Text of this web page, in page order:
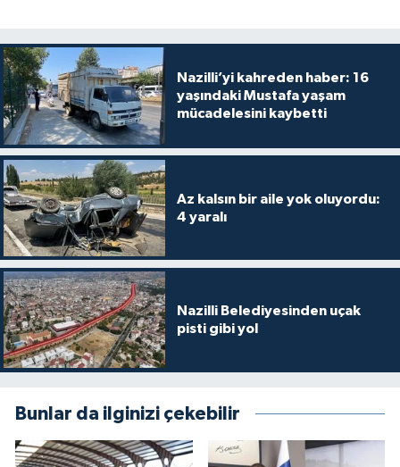
Nazilli’yi kahreden haber: 16
yaşındaki Mustafa yaşam
mücadelesini kaybetti
Az kalsın bir aile yok oluyordu:
4 yaralı
Nazilli Belediyesinden uçak
pisti gibi yol
Bunlar da ilginizi çekebilir